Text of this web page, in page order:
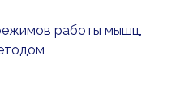
работы мышц,